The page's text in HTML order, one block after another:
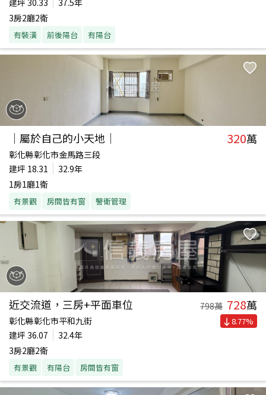
建坪 30.33
37.5年
3房2廳2衛
有裝潢 前後陽台 有陽台
｜屬於自己的小天地｜ 320萬
彰化縣彰化市金馬路三段
建坪 18.31
32.9年
1房1廳1衛
有景觀 房間皆有窗 警衛管理
近交流道，三房+平面車位 798萬 728萬
彰化縣彰化市平和九街
建坪 36.07
32.4年
3房2廳2衛
有景觀 有陽台 房間皆有窗
8.77%